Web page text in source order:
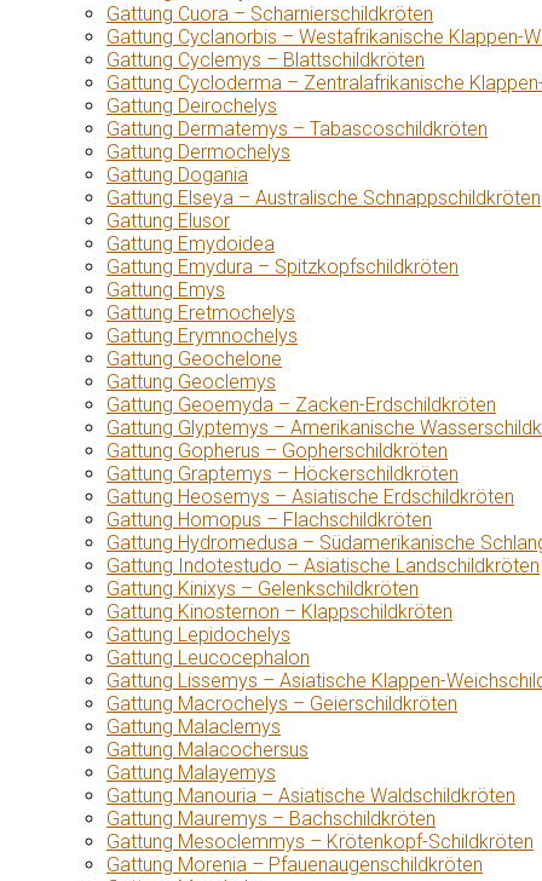
Gattung Cuora – Scharnierschildkröten
Gattung Cyclanorbis – Westafrikanische Klappen-
Gattung Cyclemys – Blattschildkröten
Gattung Cycloderma – Zentralafrikanische
Gattung Deirochelys
Gattung Dermatemys – Tabascoschildkröten
Gattung Dermochelys
Gattung Dogania
Gattung Elseya – Australische Schnappschildkröten
Gattung Elusor
Gattung Emydoidea
Gattung Emydura – Spitzkopfschildkröten
Gattung Emys
Gattung Eretmochelys
Gattung Erymnochelys
Gattung Geochelone
Gattung Geoclemys
Gattung Geoemyda – Zacken-Erdschildkröten
Gattung Glyptemys – Amerikanische
Gattung Gopherus – Gopherschildkröten
Gattung Graptemys – Höckerschildkröten
Gattung Heosemys – Asiatische Erdschildkröten
Gattung Homopus – Flachschildkröten
Gattung Hydromedusa – Südamerikanische
Gattung Indotestudo – Asiatische Landschildkröten
Gattung Kinixys – Gelenkschildkröten
Gattung Kinosternon – Klappschildkröten
Gattung Lepidochelys
Gattung Leucocephalon
Gattung Lissemys – Asiatische Klappen-
Gattung Macrochelys – Geierschildkröten
Gattung Malaclemys
Gattung Malacochersus
Gattung Malayemys
Gattung Manouria – Asiatische Waldschildkröten
Gattung Mauremys – Bachschildkröten
Gattung Mesoclemmys – Krötenkopf-Schildkröten
Gattung Morenia – Pfauenaugenschildkröten